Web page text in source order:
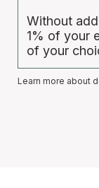
Without
1% of your
of your
Learn more about